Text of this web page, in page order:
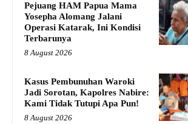
Pejuang HAM Papua Mama
Yosepha Alomang Jalani
Operasi Katarak, Ini Kondisi
Terbarunya
8 August 2026
Kasus Pembunuhan Waroki
Jadi Sorotan, Kapolres Nabire:
Kami Tidak Tutupi Apa Pun!
8 August 2026